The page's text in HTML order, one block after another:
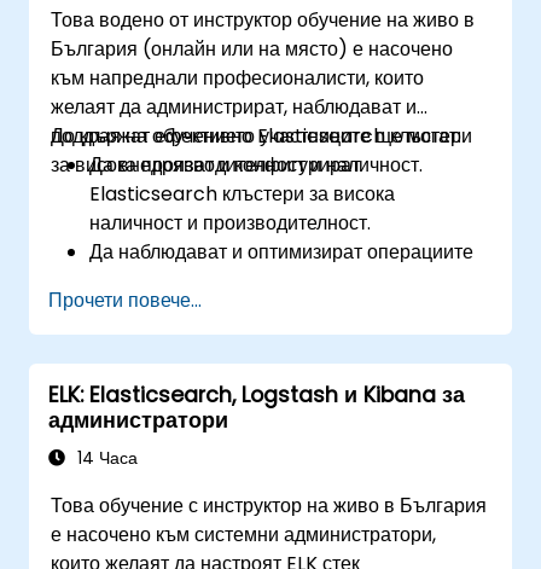
Това водено от инструктор обучение на живо в
България (онлайн или на място) е насочено
към напреднали професионалисти, които
желаят да администрират, наблюдават и
поддържат ефективно Elasticsearch клъстери
за висока производителност и наличност.
До края на обучението участниците ще могат:
Да внедряват и конфигурират
Elasticsearch клъстери за висока
наличност и производителност.
Да наблюдават и оптимизират операциите
Да интегрират с Kibana и Logstash за
разширени анализи и визуализация.
Да разширят функционалността на
Elasticsearch с плъгини.
Да мащабират Elasticsearch чрез техники
на клъстериране и шардиране.
Прочети повече...
ELK: Elasticsearch, Logstash и Kibana за
администратори
14 Часа
Това обучение с инструктор на живо в България
е насочено към системни администратори,
които желаят да настроят ELK стек